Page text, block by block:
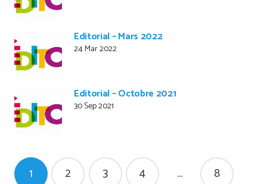
Editorial – Mars 2022
24 Mar 2022
Editorial – Octobre 2021
30 Sep 2021
Pagination
1 2 3 4 … 8